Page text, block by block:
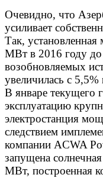
Очевидно, что
усиливает
Так,
МВт в 2016 году
возобновляемых
увеличилась с
В январе текущего
эксплуатацию
электростанция
следствием
компании ACWA
запущена
МВт, построенная